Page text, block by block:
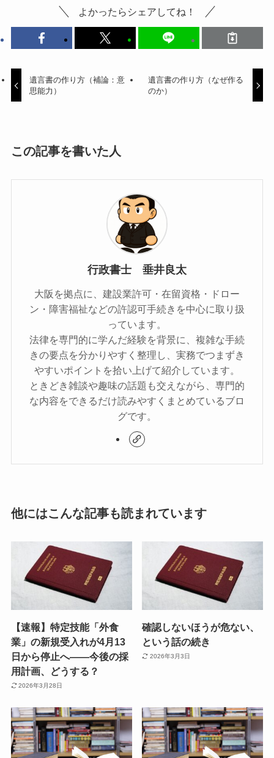
よかったらシェアしてね！
遺言書の作り方（補論：意
思能力）
遺言書の作り方（なぜ作る
のか）
この記事を書いた人
行政書士 垂井良太
大阪を拠点に、建設業許可・在留資格・ドロー
ン・障害福祉などの許認可手続きを中心に取り扱
っています。
法律を専門的に学んだ経験を背景に、複雑な手続
きの要点を分かりやすく整理し、実務でつまずき
やすいポイントを拾い上げて紹介しています。
ときどき雑談や趣味の話題も交えながら、専門的
な内容をできるだけ読みやすくまとめているブロ
グです。
他にはこんな記事も読まれています
【速報】特定技能「外食
業」の新規受入れが4月13
日から停止へ——今後の採
用計画、どうする？
2026年3月28日
確認しないほうが危ない、
という話の続き
2026年3月3日